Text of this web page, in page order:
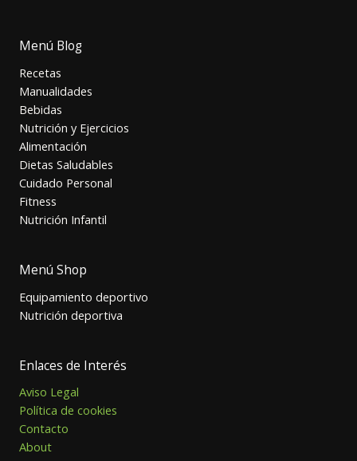
Menú Blog
Recetas
Manualidades
Bebidas
Nutrición y Ejercicios
Alimentación
Dietas Saludables
Cuidado Personal
Fitness
Nutrición Infantil
Menú Shop
Equipamiento deportivo
Nutrición deportiva
Enlaces de Interés
Aviso Legal
Política de cookies
Contacto
About